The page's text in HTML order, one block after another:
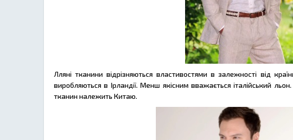
Лляні тканини відрізняються властивостями в залежності від
виробляються в Ірландії. Менш якісним вважається італійський
тканин належить Китаю.